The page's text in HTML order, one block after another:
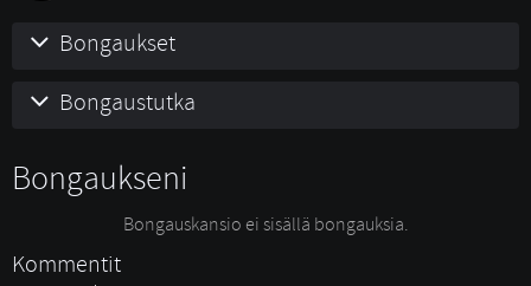
Bongaukset
Bongaustutka
Bongaukseni
Bongauskansio ei sisällä bongauksia.
Kommentit